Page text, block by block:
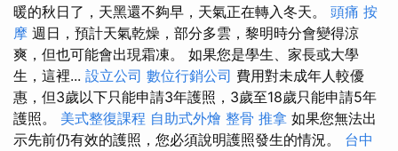
暖的秋日了，天黑還不夠早，天氣正在轉入冬天。 頭痛 按
摩 週日，預計天氣乾燥，部分多雲，黎明時分會變得涼
爽，但也可能會出現霜凍。 如果您是學生、家長或大學
生，這裡... 設立公司 數位行銷公司 費用對未成年人較優
惠，但3歲以下只能申請3年護照，3歲至18歲只能申請5年
護照。 美式整復課程 自助式外燴 整骨 推拿 如果您無法出
示先前仍有效的護照，您必須說明護照發生的情況。 台中